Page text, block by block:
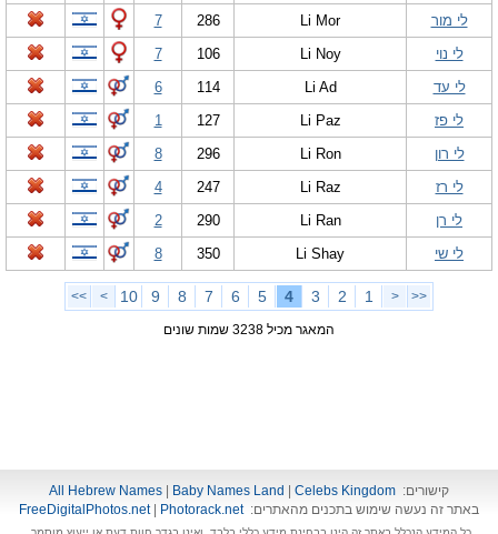
לי מור
Li Mor
286
7
לי נוי
Li Noy
106
7
לי עד
Li Ad
114
6
לי פז
Li Paz
127
1
לי רון
Li Ron
296
8
לי רז
Li Raz
247
4
לי רן
Li Ran
290
2
לי שי
Li Shay
350
8
<<
<
1
2
3
4
5
6
7
8
9
10
>
>>
המאגר מכיל 3238 שמות שונים
קישורים: All Hebrew Names Baby Names Land
Celebs Kingdom
באתר זה נעשה שימוש בתכנים מהאתרים:
FreeDigitalPhotos.net| Photorack.net